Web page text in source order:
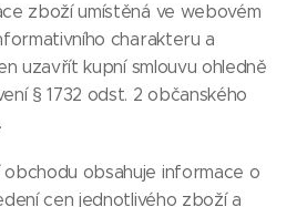
zboží umístěná ve webovém
charakteru a
uzavřít kupní smlouvu ohledně
§ 1732 odst. 2 občanského
obsahuje informace o
cen jednotlivého zboží a